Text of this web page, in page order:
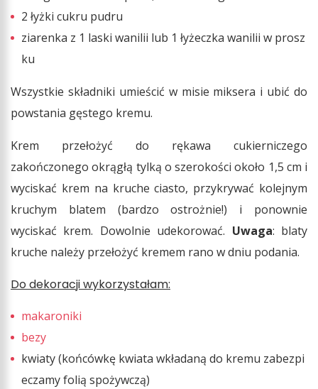
2 łyżki cukru pudru
ziarenka z 1 laski wanilii lub 1 łyżeczka wanilii w prosz
ku
Wszystkie składniki umieścić w misie miksera i ubić do
powstania gęstego kremu.
Krem przełożyć do rękawa cukierniczego
zakończonego okrągłą tylką o szerokości około 1,5 cm i
wyciskać krem na kruche ciasto, przykrywać kolejnym
kruchym blatem (bardzo ostrożnie!) i ponownie
wyciskać krem. Dowolnie udekorować. Uwaga: blaty
kruche należy przełożyć kremem rano w dniu podania.
Do dekoracji wykorzystałam:
makaroniki
bezy
kwiaty (końcówkę kwiata wkładaną do kremu zabezpi
eczamy folią spożywczą)